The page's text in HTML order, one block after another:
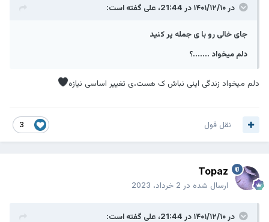
در ۱۴۰۱/۱۲/۱۰ در 21:44، علیگفته است:
جای خالی رو با ی جمله پر کنید
دلم میخواد .......؟
دلم میخواد زندگی اینی نباش ک هست،ی تغییر اساسی نیازه
3 نقل قول
Topaz
ارسال شده در 2 خرداد، 2023
در ۱۴۰۱/۱۲/۱۰ در 21:44، علیگفته است: